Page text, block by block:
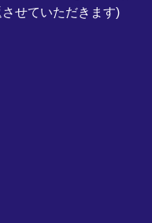
せていただきます)